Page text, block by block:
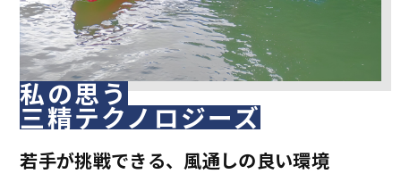
私の思う
三精テクノロジーズ
若手が挑戦できる、風通しの良い環境